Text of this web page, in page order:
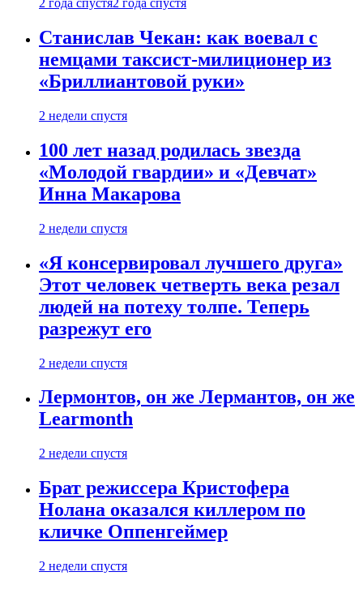
2 года спустя2 года спустя
Станислав Чекан: как воевал с
немцами таксист-милиционер из
«Бриллиантовой руки»
2 недели спустя
100 лет назад родилась звезда
«Молодой гвардии» и «Девчат»
Инна Макарова
2 недели спустя
«Я консервировал лучшего друга»
Этот человек четверть века резал
людей на потеху толпе. Теперь
разрежут его
2 недели спустя
Лермонтов, он же Лермантов, он же
Learmonth
2 недели спустя
Брат режиссера Кристофера
Нолана оказался киллером по
кличке Оппенгеймер
2 недели спустя